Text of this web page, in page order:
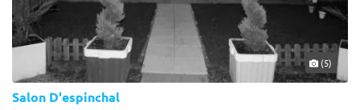
(5)
Salon D'espinchal